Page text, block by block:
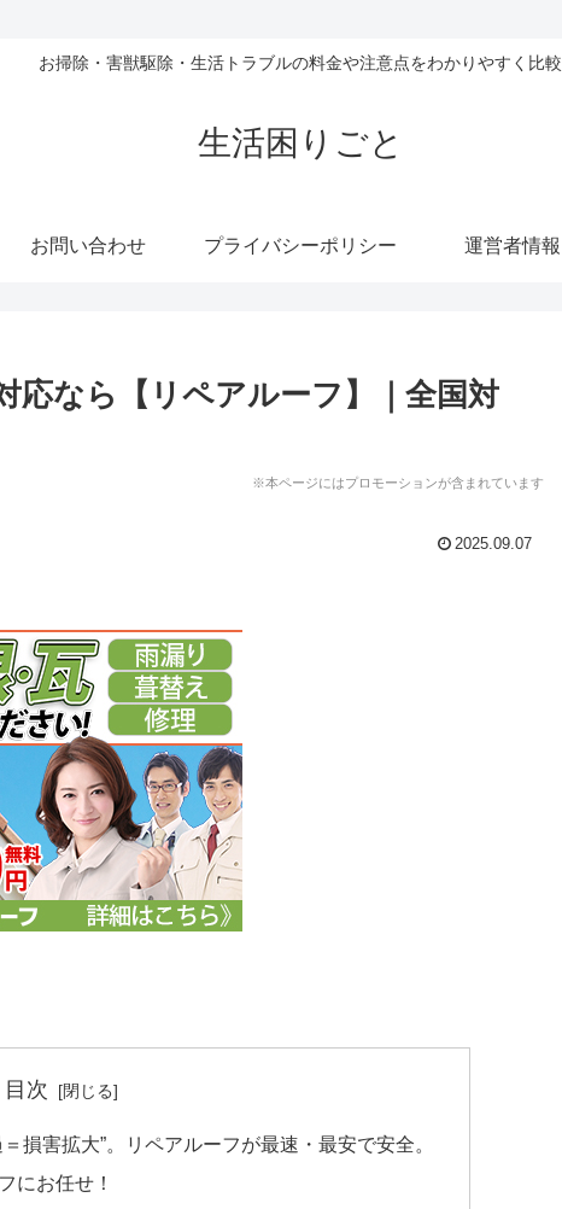
お掃除・害獣駆除・生活トラブルの料金や注意点をわかりやすく比較
生活困りごと
お問い合わせ プライバシーポリシー 運営者情報
応なら【リペアルーフ】｜全国対
※本ページにはプロモーションが含まれています
2025.09.07
目次
損害拡大”。リペアルーフが最速・最安で安全。
にお任せ！